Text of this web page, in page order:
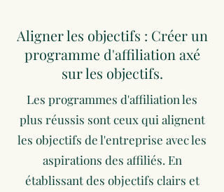
Aligner les objectifs : Créer un
programme d'affiliation axé
sur les objectifs.
Les programmes d'affiliation les
plus réussis sont ceux qui alignent
les objectifs de l'entreprise avec les
aspirations des affiliés. En
établissant des objectifs clairs et